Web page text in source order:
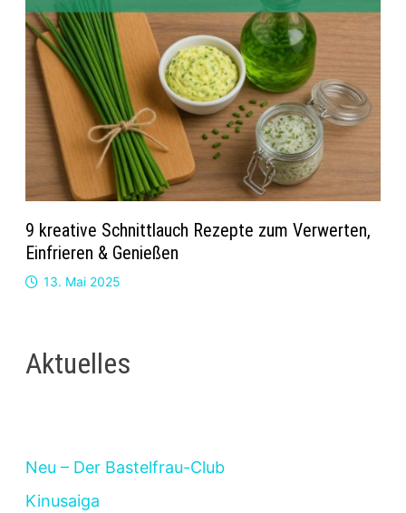
9 kreative Schnittlauch Rezepte zum Verwerten,
Einfrieren & Genießen
13. Mai 2025
Aktuelles
Neu – Der Bastelfrau-Club
Kinusaiga